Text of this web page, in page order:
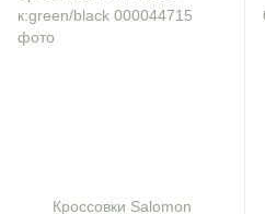
Кроссовки Salomon